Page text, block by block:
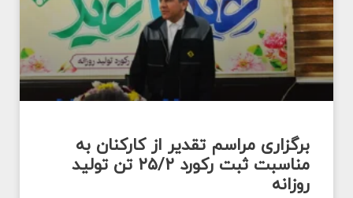
برگزاری مراسم تقدیر از کارکنان به
مناسبت ثبت رکورد ۲۵/۲ تن تولید
روزانه